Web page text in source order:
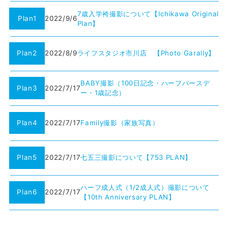
Plan1 2022/9/6
7歳入学袴撮影について【Ichikawa Original
Plan】
Plan2 2022/8/9ライフスタジオ市川店 【Photo Garally】
Plan3 2022/7/17
BABY撮影（100日記念・ハーフバースデ
ー・1歳記念）
Plan4 2022/7/17Family撮影（家族写真）
Plan5 2022/7/17七五三撮影について【753 PLAN】
Plan6 2022/7/17
ハーフ成人式（1/2成人式）撮影について
【10th Anniversary PLAN】